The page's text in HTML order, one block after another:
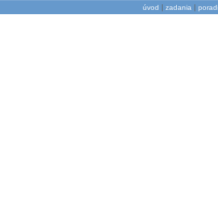
úvod | zadania |